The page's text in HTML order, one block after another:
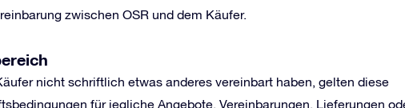
zwischen OSR und dem Käufer.
nicht schriftlich etwas anderes vereinbart haben, gelten diese
für jegliche Angebote, Vereinbarungen, Lieferungen